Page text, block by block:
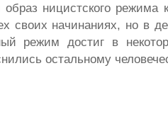
ницистского режима
своих начинаниях, но в
режим достиг в
остальному